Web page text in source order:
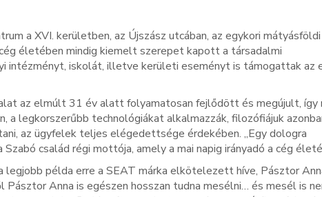
a XVI. kerületben, az Újszász utcában, az egykori mátyásföldi
életében mindig kiemelt szerepet kapott a társadalmi
intézményt, iskolát, illetve kerületi eseményt is támogattak az
az elmúlt 31 év alatt folyamatosan fejlődött és megújult, így
legkorszerűbb technológiákat alkalmazzák, filozófiájuk
az ügyfelek teljes elégedettsége érdekében. „Egy dologra
család régi mottója, amely a mai napig irányadó a cég
legjobb példa erre a SEAT márka elkötelezett híve, Pásztor
Anna is egészen hosszan tudna mesélni… és mesél is